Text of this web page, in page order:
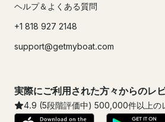
ヘルプ＆よくある質問
+1 818 927 2148
support@getmyboat.com
実際にご利用された方々からのレ
4.9 (5段階評価中) 500,000件以上の